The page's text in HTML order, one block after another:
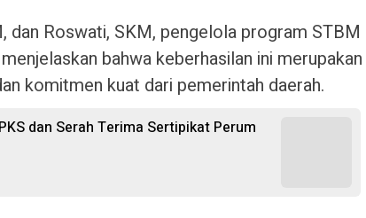
dan Roswati, SKM, pengelola program STBM
bahwa keberhasilan ini merupakan
komitmen kuat dari pemerintah daerah.
dan Serah Terima Sertipikat Perum